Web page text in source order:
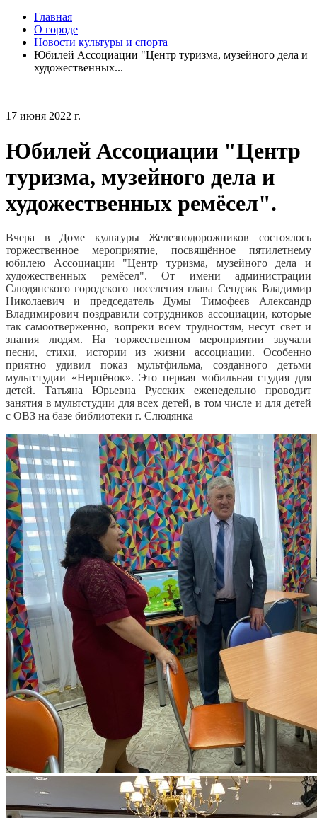
Главная
О городе
Новости культуры и спорта
Юбилей Ассоциации "Центр туризма, музейного дела и
художественных...
17 июня 2022 г.
Юбилей Ассоциации "Центр
туризма, музейного дела и
художественных ремёсел".
Вчера в Доме культуры Железнодорожников состоялось
торжественное мероприятие, посвящённое пятилетнему
юбилею Ассоциации "Центр туризма, музейного дела и
художественных ремёсел". От имени администрации
Слюдянского городского поселения глава Сендзяк Владимир
Николаевич и председатель Думы Тимофеев Александр
Владимирович поздравили сотрудников ассоциации, которые
так самоотверженно, вопреки всем трудностям, несут свет и
знания людям. На торжественном мероприятии звучали
песни, стихи, истории из жизни ассоциации. Особенно
приятно удивил показ мультфильма, созданного детьми
мультстудии «Нерпёнок». Это первая мобильная студия для
детей. Татьяна Юрьевна Русских еженедельно проводит
занятия в мультстудии для всех детей, в том числе и для детей
с ОВЗ на базе библиотеки г. Слюдянка